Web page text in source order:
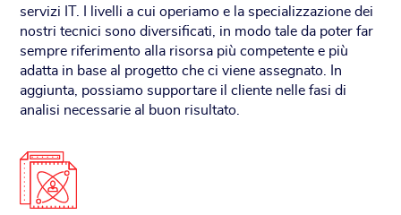
servizi IT. I livelli a cui operiamo e la specializzazione dei
nostri tecnici sono diversificati, in modo tale da poter far
sempre riferimento alla risorsa più competente e più
adatta in base al progetto che ci viene assegnato. In
aggiunta, possiamo supportare il cliente nelle fasi di
analisi necessarie al buon risultato.